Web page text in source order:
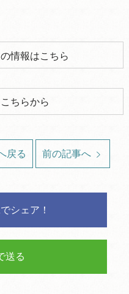
情報はこちら
ちらから
戻る 前の記事へ
シェア！
送る